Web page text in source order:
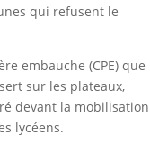
qui refusent le
embauche (CPE) que
sur les plateaux,
devant la mobilisation
lycéens.